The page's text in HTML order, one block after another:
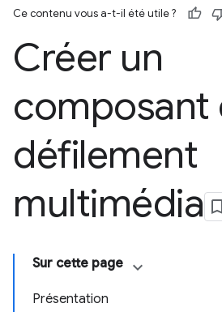
Ce contenu vous a-t-il été utile ?
Créer un
composant
défilement
multimédia
Sur cette page
Présentation